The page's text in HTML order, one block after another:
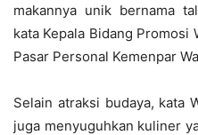
makannya unik bernama
kata Kepala Bidang Promosi
Pasar Personal Kemenpar
Selain atraksi budaya, kata
juga menyuguhkan kuliner